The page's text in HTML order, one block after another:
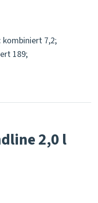
kombiniert 7,2;
189;
2,0 l